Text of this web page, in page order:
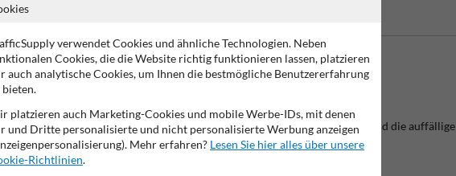
Schutzgeländer TS3
effektiv vor Anfahrschäden zu schützen. Die robuste Konstruktion und die
Fahrzeugverkehr.
verwendet Cookies und ähnliche Technologien. Neben
Cookies, die die Website richtig funktionieren lassen, platzieren
auch analytische Cookies, um Ihnen die bestmögliche Benutzererfahrung
bieten.
platzieren auch Marketing-Cookies und mobile Werbe-IDs, mit denen
und Dritte personalisierte und nicht personalisierte Werbung anzeigen
Mehr erfahren? Lesen Sie hier alles über unsere
Richtlinien.